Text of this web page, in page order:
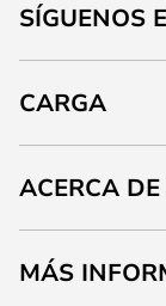
SÍGUENOS
CARGA
ACERCA
MÁS